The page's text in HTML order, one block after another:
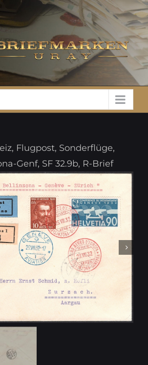
Flugpost, Sonderflüge,
Genf, SF 32.9b, R-Brief